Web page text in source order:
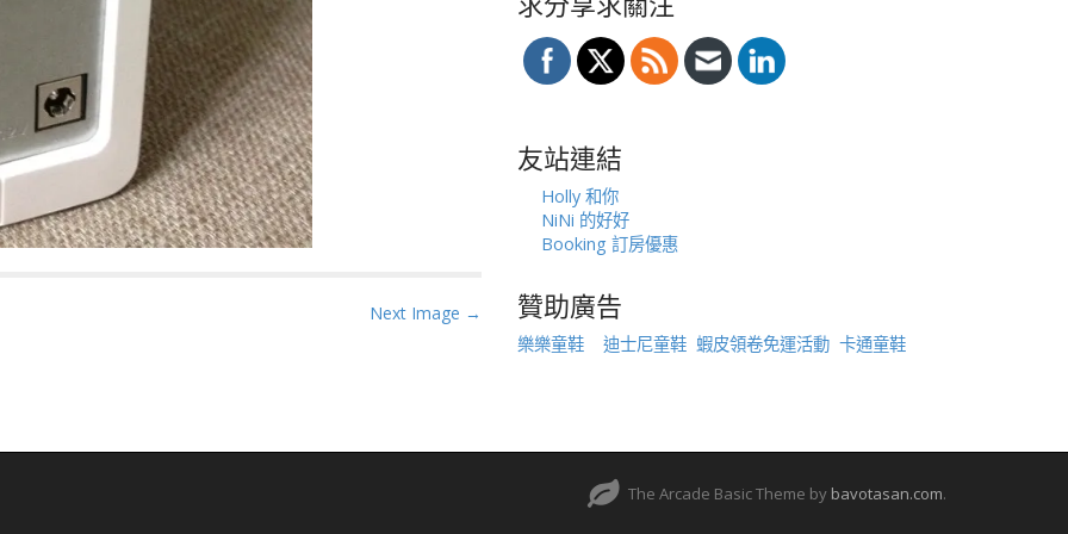
Next Image →
友站連結
Holly 和你
NiNi 的好好
Booking 訂房優惠
贊助廣告
樂樂童鞋 迪士尼童鞋 蝦皮領卷免運活動 卡通童鞋
The Arcade Basic Theme by bavotasan.com.